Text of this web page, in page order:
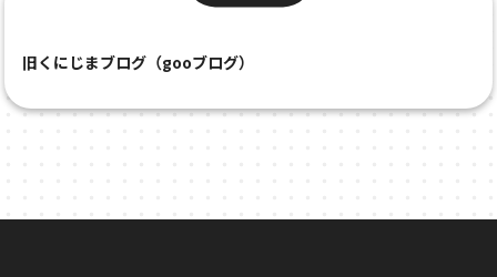
旧くにじまブログ（gooブログ）